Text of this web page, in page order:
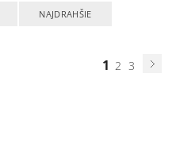
NAJDRAHŠIE
1 2 3